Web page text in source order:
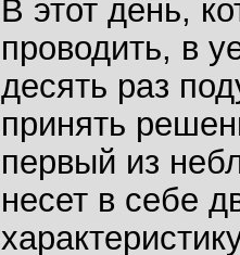
В этот день,
проводить, в
десять раз
принять
первый из
несет в себе